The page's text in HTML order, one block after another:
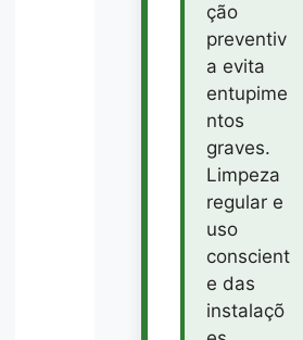
ção
preventiv
a evita
entupime
ntos
graves.
Limpeza
regular e
uso
conscient
e das
instalaçõ